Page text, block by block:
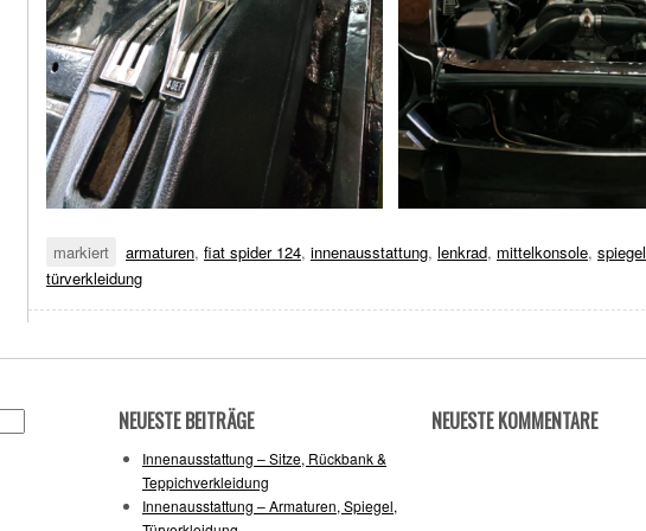
markiert armaturen, fiat spider 124, innenausstattung, lenkrad, mittelkonsole, spiegel
türverkleidung
NEUESTE BEITRÄGE
Innenausstattung – Sitze, Rückbank &
Teppichverkleidung
Innenausstattung – Armaturen, Spiegel,
NEUESTE KOMMENTARE